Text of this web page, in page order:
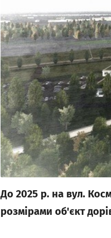
До 2025 р. на вул.
розмірами об'єкт